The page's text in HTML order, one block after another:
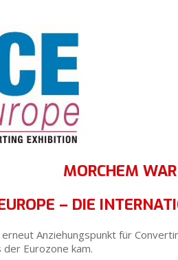
MORCHEM
– DIE
Anziehungspunkt für
Eurozone kam.